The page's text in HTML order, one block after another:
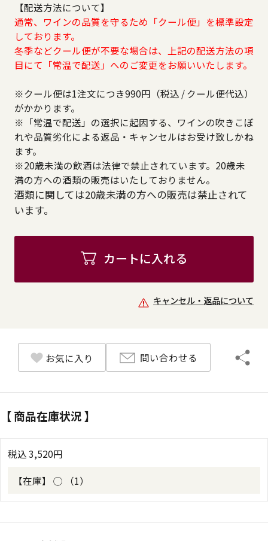
【配送方法について】
通常、ワインの品質を守るため「クール便」を標準設定
しております。
冬季などクール便が不要な場合は、上記の配送方法の項
目にて「常温で配送」へのご変更をお願いいたします。
※クール便は1注文につき990円（税込 / クール便代込）
がかかります。
※「常温で配送」の選択に起因する、ワインの吹きこぼ
れや品質劣化による返品・キャンセルはお受け致しかね
ます。
※20歳未満の飲酒は法律で禁止されています。20歳未
満の方への酒類の販売はいたしておりません。
酒類に関しては20歳未満の方への販売は禁止されて
います。
カートに入れる
キャンセル・返品について
お気に入り 問い合わせる
【 商品在庫状況 】
税込3,520円
【在庫】 ◯ （1）